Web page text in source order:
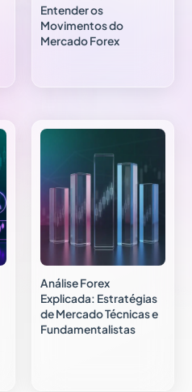
Entender os
Movimentos do
Mercado Forex
Análise Forex
Explicada: Estratégias
de Mercado Técnicas e
Fundamentalistas